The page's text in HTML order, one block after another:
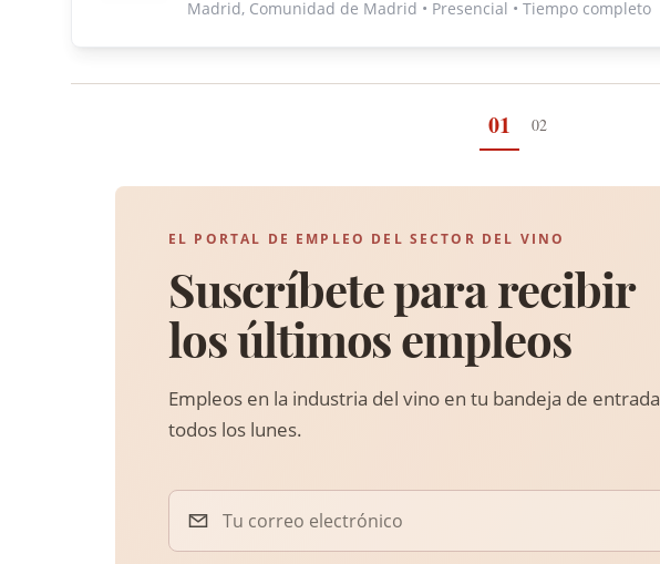
Madrid, Comunidad de Madrid • Presencial • Tiempo completo
01 02
EL PORTAL DE EMPLEO DEL SECTOR DEL VINO
Suscríbete para recibir
los últimos empleos
Empleos en la industria del vino en tu bandeja de entrada
todos los lunes.
Tu correo electrónico